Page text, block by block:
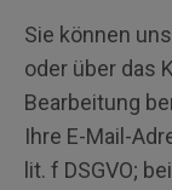
Sie können
oder über das
Bearbeitung
Ihre E-Mail-
lit. f DSGVO;